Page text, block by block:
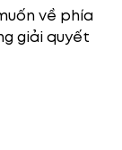
về phía
giải quyết